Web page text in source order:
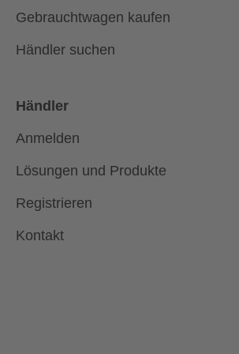
Gebrauchtwagen kaufen
Händler suchen
Händler
Anmelden
Lösungen und Produkte
Registrieren
Kontakt